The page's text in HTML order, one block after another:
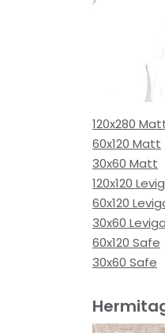
120x280
60x120 Matt
30x60 Matt
120x120
60x120
30x60
60x120 Safe
30x60 Safe